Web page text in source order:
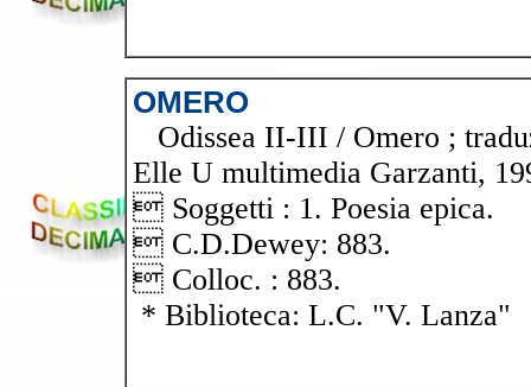
OMERO
Odissea II-III / Omero ;
Elle U multimedia Garzanti,
 Soggetti : 1. Poesia epica.
 C.D.Dewey: 883.
 Colloc. : 883.
* Biblioteca: L.C. "V. Lanza"